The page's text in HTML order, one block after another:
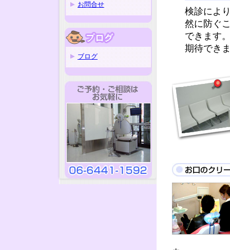
お問合せ
ブログ
検診によ
然に防ぐ
できます
期待でき